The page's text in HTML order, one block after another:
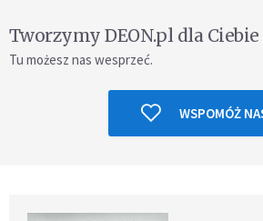
Tworzymy DEON.pl dla Ciebie
Tu możesz nas wesprzeć.
WSPOMÓŻ